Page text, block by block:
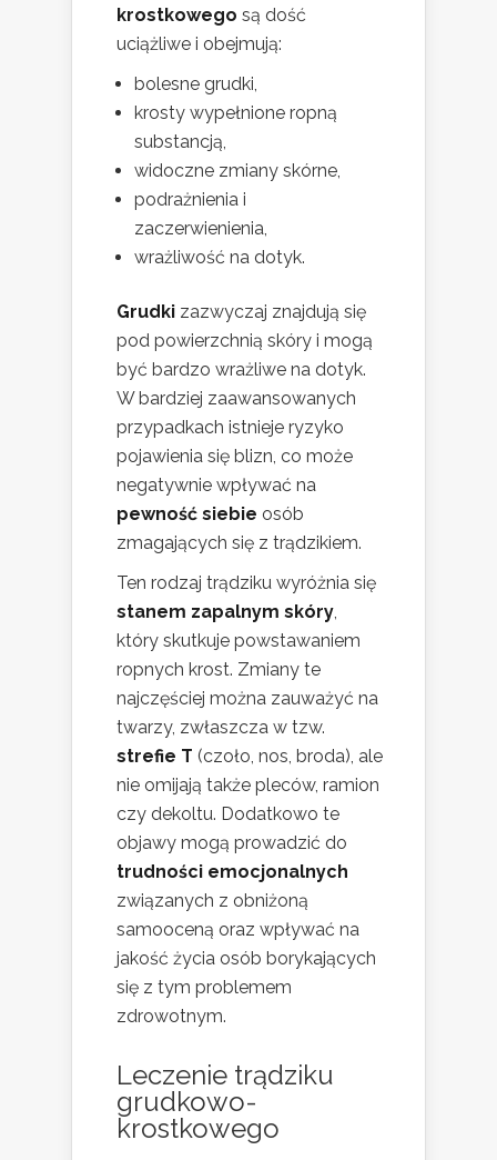
krostkowego są dość
uciążliwe i obejmują:
bolesne grudki,
krosty wypełnione ropną
substancją,
widoczne zmiany skórne,
podrażnienia i
zaczerwienienia,
wrażliwość na dotyk.
Grudki zazwyczaj znajdują się
pod powierzchnią skóry i mogą
być bardzo wrażliwe na dotyk.
W bardziej zaawansowanych
przypadkach istnieje ryzyko
pojawienia się blizn, co może
negatywnie wpływać na
pewność siebie osób
zmagających się z trądzikiem.
Ten rodzaj trądziku wyróżnia się
stanem zapalnym skóry,
który skutkuje powstawaniem
ropnych krost. Zmiany te
najczęściej można zauważyć na
twarzy, zwłaszcza w tzw.
strefie T (czoło, nos, broda), ale
nie omijają także pleców, ramion
czy dekoltu. Dodatkowo te
objawy mogą prowadzić do
trudności emocjonalnych
związanych z obniżoną
samooceną oraz wpływać na
jakość życia osób borykających
się z tym problemem
zdrowotnym.
Leczenie trądziku
grudkowo-
krostkowego